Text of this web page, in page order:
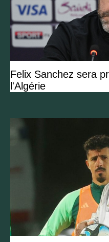
Felix Sanchez sera
l'Algérie